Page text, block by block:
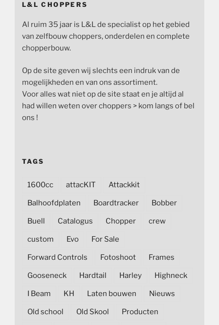
L&L CHOPPERS
Al ruim 35 jaar is L&L de specialist op het gebied
van zelfbouw choppers, onderdelen en complete
chopperbouw.
Op de site geven wij slechts een indruk van de
mogelijkheden en van ons assortiment.
Voor alles wat niet op de site staat en je altijd al
had willen weten over choppers > kom langs of bel
ons !
TAGS
1600cc attacKIT Attackkit
Balhoofdplaten Boardtracker Bobber
Buell Catalogus Chopper crew
custom Evo For Sale
Forward Controls Fotoshoot Frames
Gooseneck Hardtail Harley Highneck
I Beam KH Laten bouwen Nieuws
Old school Old Skool Producten